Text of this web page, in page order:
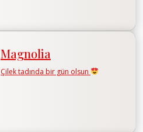
Magnolia
Çilek tadında bir gün olsun